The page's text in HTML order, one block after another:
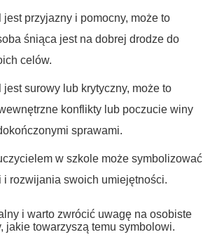
przyjazny i pomocny, może to
śniąca jest na dobrej drodze do
celów.
surowy lub krytyczny, może to
konflikty lub poczucie winy
sprawami.
w szkole może symbolizować
i rozwijania swoich umiejętności.
i warto zwrócić uwagę na osobiste
jakie towarzyszą temu symbolowi.